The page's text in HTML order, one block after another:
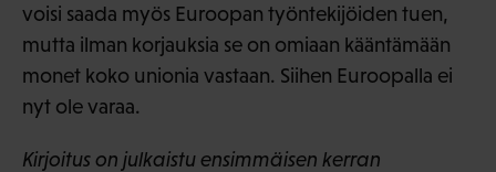
voisi saada myös Euroopan työntekijöiden tuen,
mutta ilman korjauksia se on omiaan kääntämään
monet koko unionia vastaan. Siihen Euroopalla ei
nyt ole varaa.
Kirjoitus on julkaistu ensimmäisen kerran